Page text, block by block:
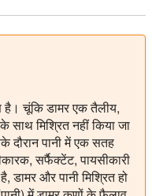
कार्बन नैनोट्यूब के साथ
डामर इमल्शन
अत्याधुनिक और निर्भरता।
162–173.
है। चूंकि डामर एक तैलीय,
साथ मिश्रित नहीं किया जा
पानी में एक सतह
सर्फैक्टेंट, पायसीकारी
और पानी मिश्रित हो